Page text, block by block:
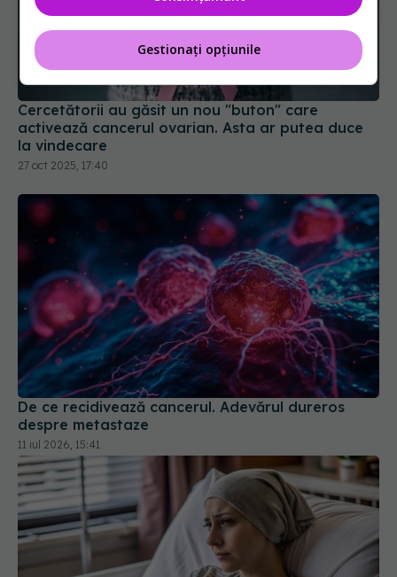
Cercetătorii au găsit un nou "buton" care
activează cancerul ovarian. Asta ar putea duce
la vindecare
27 oct 2025, 17:40
De ce recidivează cancerul. Adevărul dureros
despre metastaze
11 iul 2026, 15:41
Gestionați opțiunile